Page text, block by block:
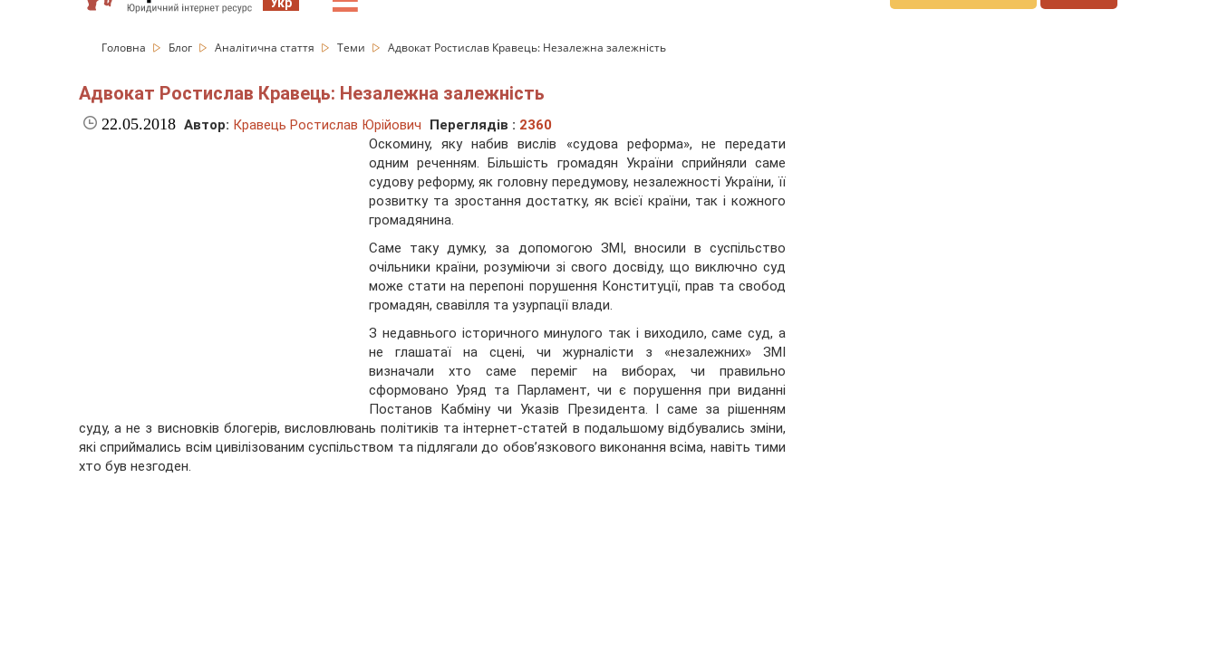
Головна Блог Аналітична стаття Теми Адвокат Ростислав Кравець: Незалежна залежність
Адвокат Ростислав Кравець: Незалежна залежність
22.05.2018 Автор: Кравець Ростислав Юрійович Переглядів : 2360
Оскомину, яку набив вислів «судова реформа», не передати
одним реченням. Більшість громадян України сприйняли саме
судову реформу, як головну передумову, незалежності України, її
розвитку та зростання достатку, як всієї країни, так і кожного
громадянина.
Саме таку думку, за допомогою ЗМІ, вносили в суспільство
очільники країни, розуміючи зі свого досвіду, що виключно суд
може стати на перепоні порушення Конституції, прав та свобод
громадян, свавілля та узурпації влади.
З недавнього історичного минулого так і виходило, саме суд, а
не глашатаї на сцені, чи журналісти з «незалежних» ЗМІ
визначали хто саме переміг на виборах, чи правильно
сформовано Уряд та Парламент, чи є порушення при виданні
Постанов Кабміну чи Указів Президента. І саме за рішенням
суду, а не з висновків блогерів, висловлювань політиків та інтернет-статей в подальшому відбувались зміни,
які сприймались всім цивілізованим суспільством та підлягали до обов’язкового виконання всіма, навіть тими
хто був незгоден.